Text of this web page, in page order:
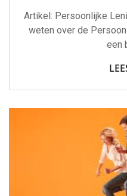
Artikel: Persoonlijke
weten over de
een